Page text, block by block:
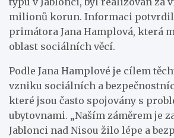
milionů korun. Informaci
primátora Jana Hamplová, která
oblast sociálních věcí.
Podle Jana Hamplové je cílem
vzniku sociálních a
které jsou často spojovány s
ubytovnami. „Naším záměrem je
Jablonci nad Nisou žilo lépe a